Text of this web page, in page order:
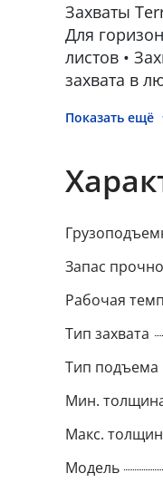
Захваты
Для
листов •
захвата в
обращения
в том, что
захват и
Показать ещё
Запас
Рабочая
Тип захвата
Тип подъема
Мин.
Макс.
Модель